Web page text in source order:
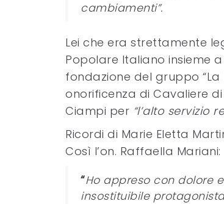
cambiamenti”.
Lei che era strettamente
Popolare Italiano insieme
fondazione del gruppo
onorificenza di Cavaliere
Ciampi per “l’alto servizio
Ricordi di Marie Eletta
Così l’on. Raffaella Mariani:
“Ho appreso con dolore
insostituibile